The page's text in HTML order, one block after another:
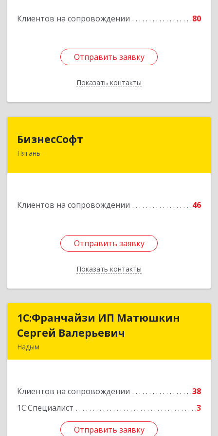
Клиентов на сопровождении 80
Отправить заявку
Показать контакты
Отправить заявку
Назад
БизнесСофт
Нягань
Клиентов на сопровождении 46
Отправить заявку
Показать контакты
628181, Ханты-Мансийский Автономный округ
Отправить заявку
Назад
1С:Франчайзи ИП Матюшкин
Сергей Валерьевич
Надым
Клиентов на сопровождении
38
1С:Специалист
3
Отправить заявку
1С:Франчайзи ИП Матюшкин
Сергей Валерьевич
Подробнее
Отправить заявку